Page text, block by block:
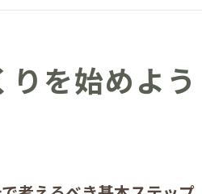
？福岡県大川市でおしゃれ
を始めよ